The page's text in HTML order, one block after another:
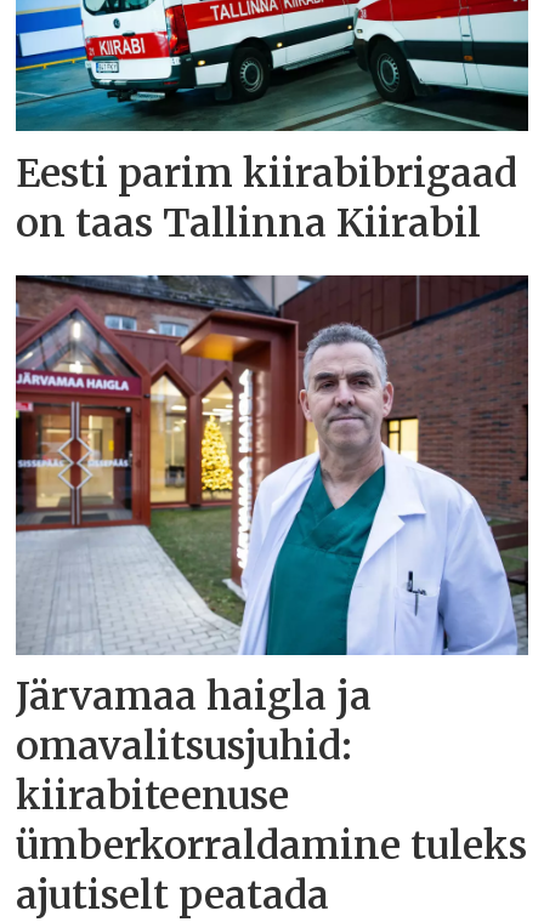
Eesti parim kiirabibrigaad
on taas Tallinna Kiirabil
Järvamaa haigla ja
omavalitsusjuhid:
kiirabiteenuse
ümberkorraldamine tuleks
ajutiselt peatada